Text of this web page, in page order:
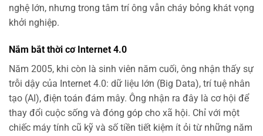
nghệ lớn, nhưng trong tâm trí ông vẫn cháy bỏng khát vọng
khởi nghiệp.
Nắm bắt thời cơ Internet 4.0
Năm 2005, khi còn là sinh viên năm cuối, ông nhận thấy sự
trỗi dậy của Internet 4.0: dữ liệu lớn (Big Data), trí tuệ nhân
tạo (AI), điện toán đám mây. Ông nhận ra đây là cơ hội để
thay đổi cuộc sống và đóng góp cho xã hội. Chỉ với một
chiếc máy tính cũ kỹ và số tiền tiết kiệm ít ỏi từ những năm